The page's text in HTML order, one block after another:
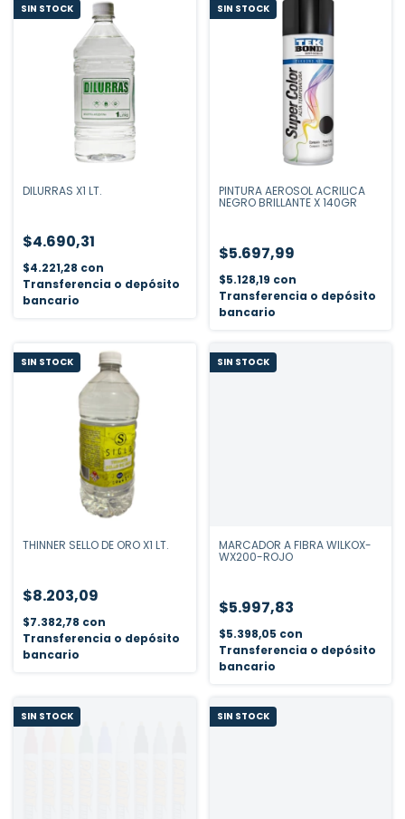
SIN STOCK
DILURRAS X1 LT.
$4.690,31
$4.221,28 con
Transferencia o depósito
bancario
SIN STOCK
PINTURA AEROSOL ACRILICA
NEGRO BRILLANTE X 140GR
$5.697,99
$5.128,19 con
Transferencia o depósito
bancario
SIN STOCK
THINNER SELLO DE ORO X1 LT.
$8.203,09
$7.382,78 con
Transferencia o depósito
bancario
SIN STOCK
MARCADOR A FIBRA WILKOX-
WX200-ROJO
$5.997,83
$5.398,05 con
Transferencia o depósito
bancario
SIN STOCK SIN STOCK